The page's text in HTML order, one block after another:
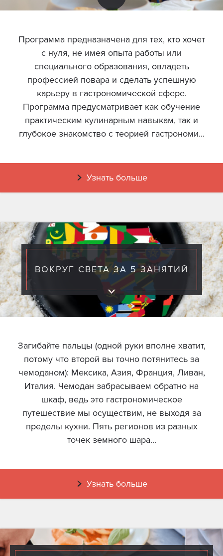
Программа предназначена для тех, кто хочет
с нуля, не имея опыта работы или
специального образования, овладеть
профессией повара и сделать успешную
карьеру в гастрономической сфере.
Программа предусматривает как обучение
практическим кулинарным навыкам, так и
глубокое знакомство с теорией гастрономи...
Узнать больше
ВОКРУГ СВЕТА ЗА 5 ЗАНЯТИЙ
Загибайте пальцы (одной руки вполне хватит,
потому что второй вы точно потянитесь за
чемоданом): Мексика, Азия, Франция, Ливан,
Италия. Чемодан забрасываем обратно на
шкаф, ведь это гастрономическое
путешествие мы осуществим, не выходя за
пределы кухни. Пять регионов из разных
точек земного шара...
Узнать больше